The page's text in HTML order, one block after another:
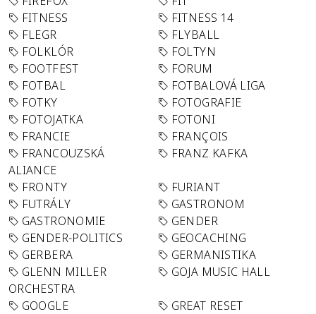
FITNESS
FITNESS 14
FLEGR
FLYBALL
FOLKLÓR
FOLTYN
FOOTFEST
FORUM
FOTBAL
FOTBALOVÁ LIGA
FOTKY
FOTOGRAFIE
FOTOJATKA
FOTONI
FRANCIE
FRANÇOIS
FRANCOUZSKÁ
ALIANCE
FRANZ KAFKA
FRONTY
FURIANT
FUTRÁLY
GASTRONOM
GASTRONOMIE
GENDER
GENDER-POLITICS
GEOCACHING
GERBERA
GERMANISTIKA
GLENN MILLER
ORCHESTRA
GOJA MUSIC HALL
GOOGLE
GREAT RESET